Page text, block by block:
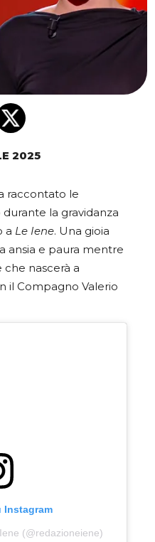
2025
raccontato le
la gravidanza
a Le Iene. Una gioia
ansia e paura mentre
nascerà a
il Compagno Valerio
Instagram
(@redazioneiene)